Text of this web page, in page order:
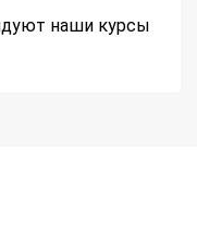
наши курсы